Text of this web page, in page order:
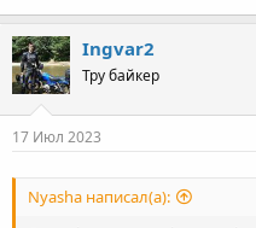
Ingvar2
Тру байкер
17 Июл 2023
Nyasha написал(а):